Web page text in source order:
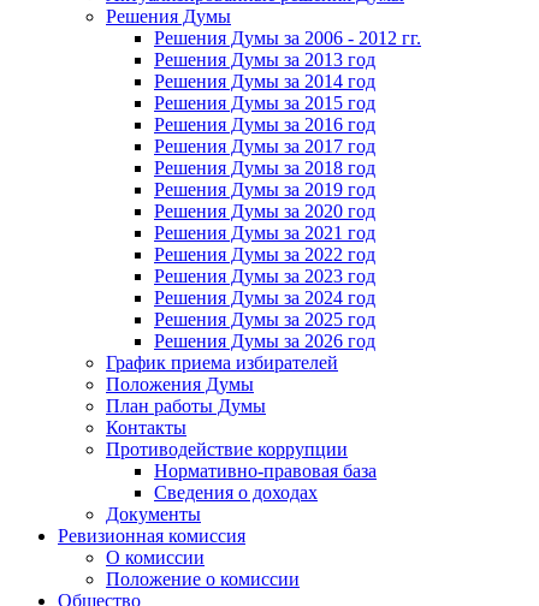
Решения Думы
Решения Думы за 2006 - 2012 гг.
Решения Думы за 2013 год
Решения Думы за 2014 год
Решения Думы за 2015 год
Решения Думы за 2016 год
Решения Думы за 2017 год
Решения Думы за 2018 год
Решения Думы за 2019 год
Решения Думы за 2020 год
Решения Думы за 2021 год
Решения Думы за 2022 год
Решения Думы за 2023 год
Решения Думы за 2024 год
Решения Думы за 2025 год
Решения Думы за 2026 год
График приема избирателей
Положения Думы
План работы Думы
Контакты
Противодействие коррупции
Нормативно-правовая база
Сведения о доходах
Документы
Ревизионная комиссия
О комиссии
Положение о комиссии
Общество